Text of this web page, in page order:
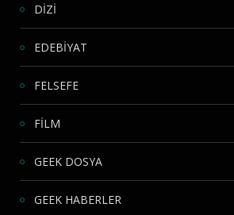
DİZİ
EDEBİYAT
FELSEFE
FİLM
GEEK DOSYA
GEEK HABERLER